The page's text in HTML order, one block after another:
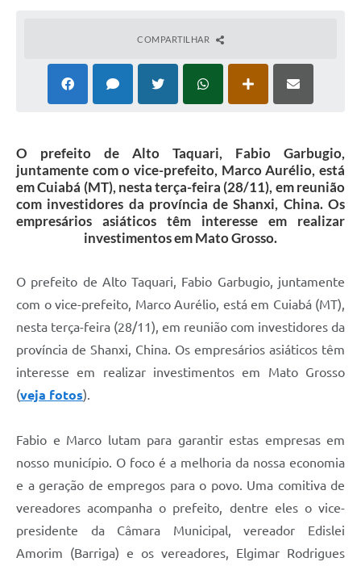
COMPARTILHAR
O prefeito de Alto Taquari, Fabio Garbugio,
juntamente com o vice-prefeito, Marco Aurélio, está
em Cuiabá (MT), nesta terça-feira (28/11), em reunião
com investidores da província de Shanxi, China. Os
empresários asiáticos têm interesse em realizar
investimentos em Mato Grosso.
O prefeito de Alto Taquari, Fabio Garbugio, juntamente
com o vice-prefeito, Marco Aurélio, está em Cuiabá (MT),
nesta terça-feira (28/11), em reunião com investidores da
província de Shanxi, China. Os empresários asiáticos têm
interesse em realizar investimentos em Mato Grosso
(veja fotos).
Fabio e Marco lutam para garantir estas empresas em
nosso município. O foco é a melhoria da nossa economia
e a geração de empregos para o povo. Uma comitiva de
vereadores acompanha o prefeito, dentre eles o vice-
presidente da Câmara Municipal, vereador Edislei
Amorim (Barriga) e os vereadores, Elgimar Rodrigues